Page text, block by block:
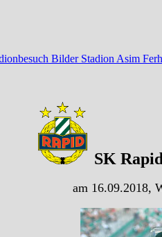
Bilder Stadion Asim
SK
am 16.09.2018,